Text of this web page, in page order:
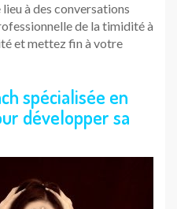
à des conversations
de la timidité à
et mettez fin à votre
spécialisée en
développer sa